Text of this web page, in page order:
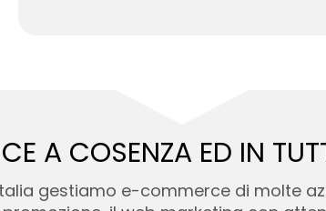
A COSENZA ED IN
gestiamo e-commerce di molte